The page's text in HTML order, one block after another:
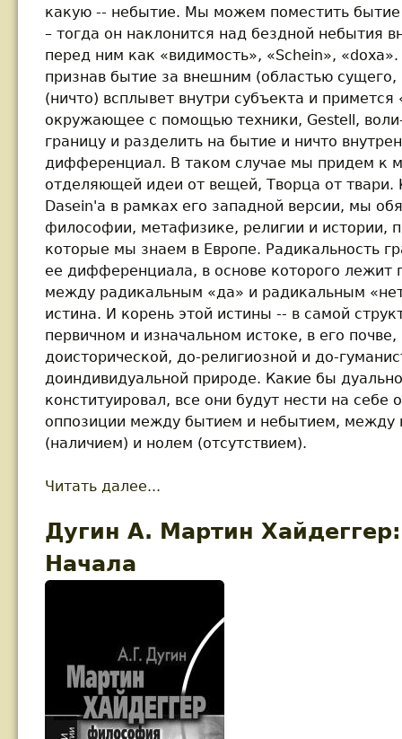
какую -- небытие. Мы можем поместить бытие
– тогда он наклонится над бездной небытия
перед ним как «видимость», «Schein»,
признав бытие за внешним (областью
(ничто) всплывет внутри субъекта и
окружающее с помощью техники, Gestell,
границу и разделить на бытие и ничто
дифференциал. В таком случае мы придем к
отделяющей идеи от вещей, Творца от
Dasein'а в рамках его западной версии, мы
философии, метафизике, религии и истории,
которые мы знаем в Европе. Радикальность
ее дифференциала, в основе которого лежит
между радикальным «да» и радикальным
истина. И корень этой истины -- в самой
первичном и изначальном истоке, в его
доисторической, до-религиозной и до-
доиндивидуальной природе. Какие бы
конституировал, все они будут нести на себе
оппозиции между бытием и небытием, между
(наличием) и нолем (отсутствием).
Читать далее...
Дугин А. Мартин
Начала